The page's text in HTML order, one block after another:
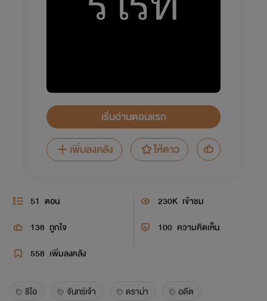
เริ่มอ่านตอนแรก
เพิ่มลงคลัง
ให้ดาว
51 ตอน 230K เข้าชม
138 ถูกใจ 100 ความคิดเห็น
558 เพิ่มลงคลัง
ธีโอ จันทร์เจ้า ดราม่า
อดีต